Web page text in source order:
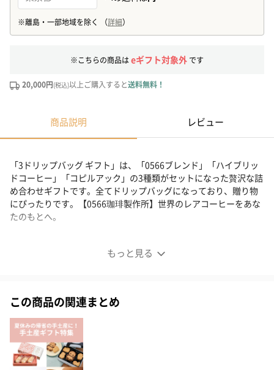
※こちらの商品はeギフト対象外 です
20,000円(税込)以上ご購入すると送料無料！
商品説明 レビュー
もっと見る
「3ドリップバッグ ギフト」は、「0566ブレンド」「ハイブリッ
ドコーヒー」「コピルアック」の3種類がセットになった贅沢な詰
め合わせギフトです。全てドリップバッグになっており、贈り物
にぴったりです。【0566珈琲製作所】世界のレアコーヒーをあな
たのもとへ。
人気のドリップバッグがセットになりました。
この商品の関連まとめ